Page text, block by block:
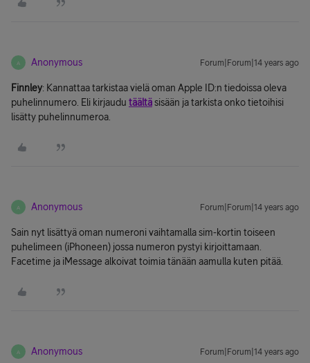
A Anonymous Forum|Forum|14 years ago
Finnley: Kannattaa tarkistaa vielä oman Apple ID:n tiedoissa oleva
puhelinnumero. Eli kirjaudu täältäsisään ja tarkista onko tietoihisi
lisätty puhelinnumeroa.
A Anonymous Forum|Forum|14 years ago
Sain nyt lisättyä oman numeroni vaihtamalla sim-kortin toiseen
puhelimeen (iPhoneen) jossa numeron pystyi kirjoittamaan.
Facetime ja iMessage alkoivat toimia tänään aamulla kuten pitää.
A Anonymous Forum|Forum|14 years ago